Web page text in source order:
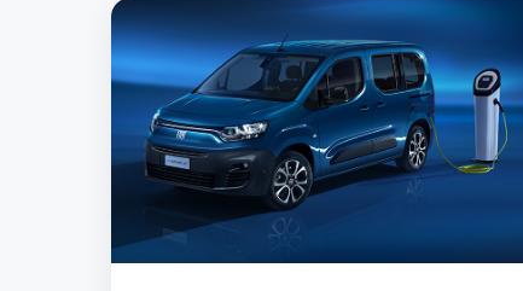
Motor Şanzıman Güç(PS) 0-100 km/shızlanma
Maks.Hız YakıtTüketimiKarma Fiat Panda Cross